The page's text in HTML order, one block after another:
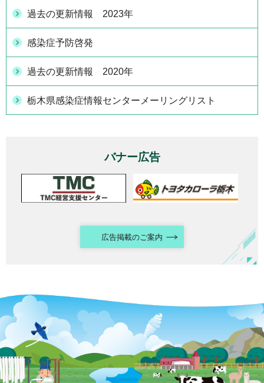
過去の更新情報 2023年
感染症予防啓発
過去の更新情報 2020年
栃木県感染症情報センターメーリングリスト
バナー広告
広告掲載のご案内